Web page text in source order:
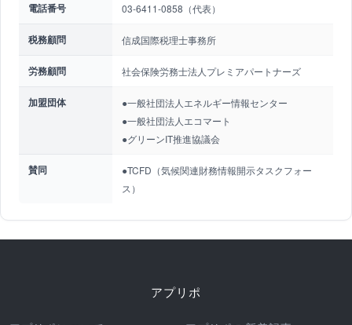
電話番号 03-6411-0858（代表）
税務顧問 信成国際税理士事務所
労務顧問 社会保険労務士法人プレミアパートナーズ
加盟団体
●一般社団法人エネルギー情報センター
●一般社団法人エコマート
●グリーンIT推進協議会
賛同
●TCFD（気候関連財務情報開示タスクフォー
ス）
アプリポ